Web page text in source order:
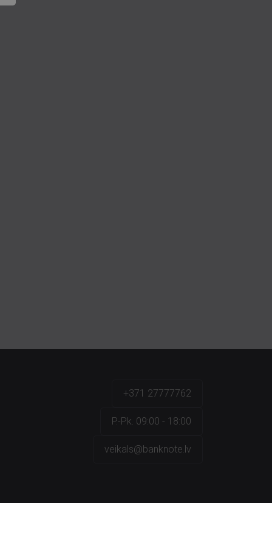
+371 27777762
P.-Pk. 09:00 - 18:00
veikals@banknote.lv